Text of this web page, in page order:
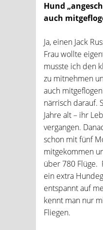
Hund
auch
Ja, einen Jack
Frau wollte
musste ich den
zu mitnehmen
auch
närrisch darauf.
Jahre alt – ihr
vergangen.
schon mit fünf
mitgekommen
über 780 Flüge.
ein extra
entspannt auf
kennt man nur
Fliegen.